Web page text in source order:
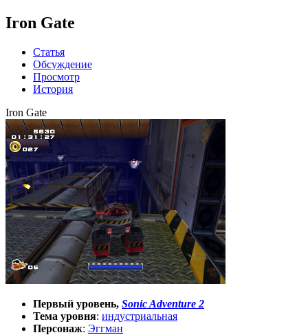
Iron Gate
Статья
Обсуждение
Просмотр
История
Iron Gate
Первый уровень, Sonic Adventure 2
Тема уровня: индустриальная
Персонаж: Эггман